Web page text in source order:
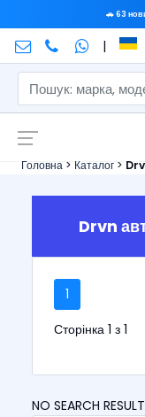
🚗 63
|
Головна > Каталог >
Drvn
1
Сторінка 1 з 1
NO SEARCH